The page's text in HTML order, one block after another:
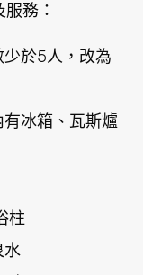
務：
於5人，改為
冰箱、瓦斯爐
柱
水